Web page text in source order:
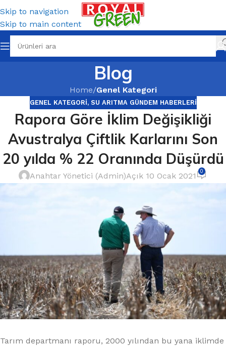
Skip to navigation
Skip to main content
Blog
Home/Genel Kategori
GENEL KATEGORI, SU ARITMA GÜNDEM HABERLERI
Rapora Göre İklim Değişikliği
Avustralya Çiftlik Karlarını Son
20 yılda % 22 Oranında Düşürdü
Anahtar Yönetici (Admin)Açık 10 Ocak 2021 0
Tarım departmanı raporu, 2000 yılından bu yana iklimde